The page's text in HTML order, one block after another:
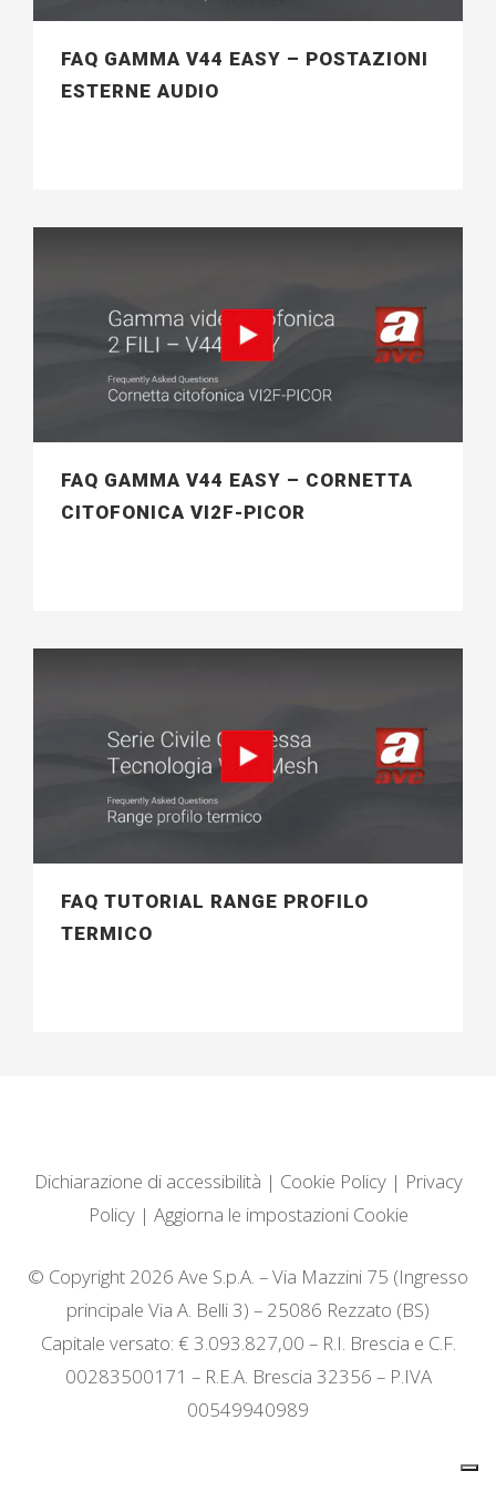
FAQ GAMMA V44 EASY – POSTAZIONI
ESTERNE AUDIO
FAQ GAMMA V44 EASY – CORNETTA
CITOFONICA VI2F-PICOR
FAQ TUTORIAL RANGE PROFILO
TERMICO
Dichiarazione di accessibilità | Cookie Policy| Privacy
Policy| Aggiorna le impostazioni Cookie
© Copyright 2026 Ave S.p.A. – Via Mazzini 75 (Ingresso
principale Via A. Belli 3) – 25086 Rezzato (BS)
Capitale versato: € 3.093.827,00 – R.I. Brescia e C.F.
00283500171 – R.E.A. Brescia 32356 – P.IVA
00549940989